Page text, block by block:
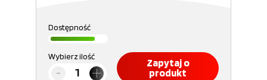
Dostępność
Wybierz ilość
Zapytaj o
produkt